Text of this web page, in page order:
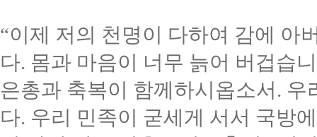
“이제 저의 천명이 다하여 감에 아
다. 몸과 마음이 너무 늙어 버겁습
은총과 축복이 함께하시옵소서. 우
다. 우리 민족이 굳세게 서서 국방